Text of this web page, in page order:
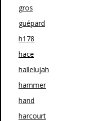
gros
guépard
h178
hace
hallelujah
hammer
hand
harcourt